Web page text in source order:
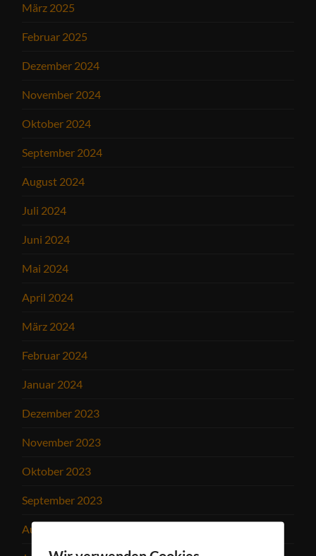
März 2025
Februar 2025
Dezember 2024
November 2024
Oktober 2024
September 2024
August 2024
Juli 2024
Juni 2024
Mai 2024
April 2024
März 2024
Februar 2024
Januar 2024
Dezember 2023
November 2023
Oktober 2023
September 2023
August 2023